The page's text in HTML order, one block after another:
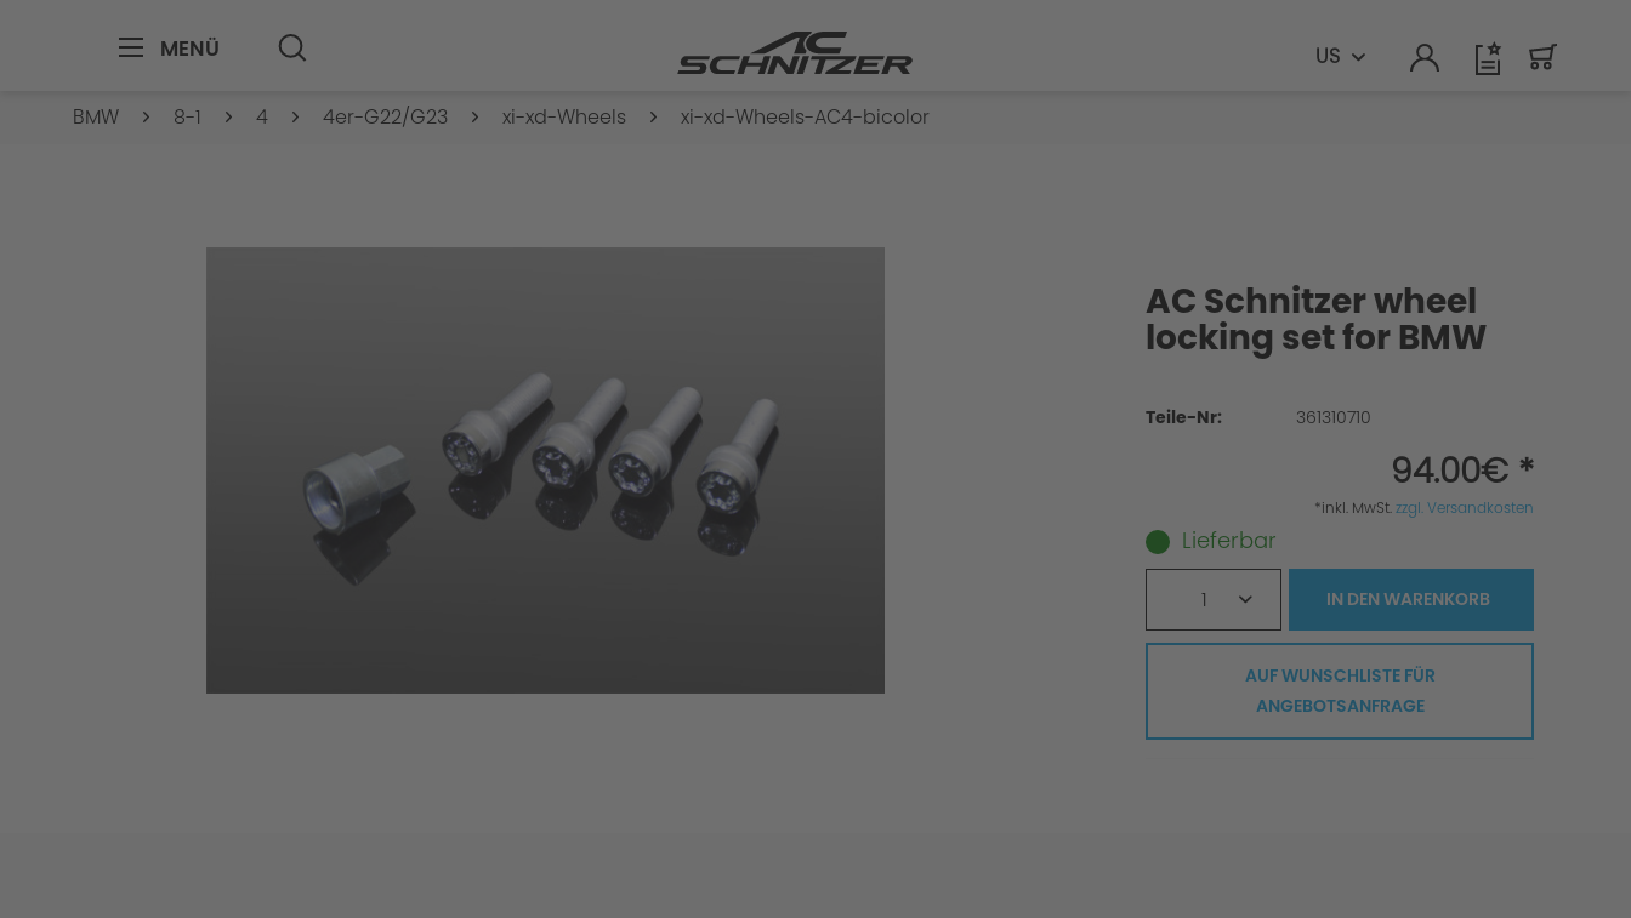
MENÜ US
BMW 8-1 4 4er-G22/G23 xi-xd-Wheels xi-xd-Wheels-AC4-bicolor
AC Schnitzer wheel
locking set for BMW
Teile-Nr: 361310710
94.00€ *
*inkl. MwSt.zzgl. Versandkosten
Lieferbar
1 IN DENWARENKORB
AUF WUNSCHLISTE FÜR
ANGEBOTSANFRAGE